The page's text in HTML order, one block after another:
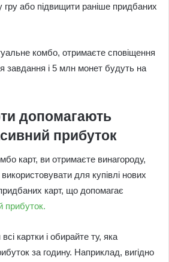
гру або підвищити раніше придбаних
комбо, отримаєте сповіщення
завдання і 5 млн монет будуть на
допомагають
прибуток
карт, ви отримаєте винагороду,
для купівлі нових
карт, що допомагає
прибуток.
картки і обирайте ту, яка
за годину. Наприклад, вигідно